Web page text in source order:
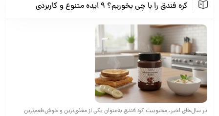
کره فندق را با چی بخوریم؟ ۹ ایده متنوع و کاربردی
در سال‌های اخیر، محبوبیت کره فندق به‌عنوان یکی از مغذی‌ترین و خوش‌طعم‌ترین